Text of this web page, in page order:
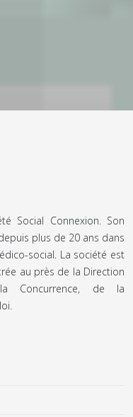
Social Connexion. Son
plus de 20 ans dans
social. La société est
au près de la Direction
Concurrence, de la